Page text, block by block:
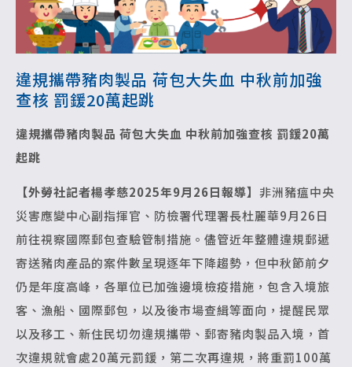
違規攜帶豬肉製品 荷包大失血 中秋前加強
查核 罰鍰20萬起跳
違規攜帶豬肉製品 荷包大失血 中秋前加強查核 罰鍰20萬
起跳
【外勞社記者楊孝慈2025年9月26日報導】 非洲豬瘟中央
災害應變中心副指揮官、防檢署代理署長杜麗華9月26日
前往視察國際郵包查驗管制措施。儘管近年整體違規郵遞
寄送豬肉產品的案件數呈現逐年下降趨勢，但中秋節前夕
仍是年度高峰，各單位已加強邊境檢疫措施，包含入境旅
客、漁船、國際郵包，以及後市場查緝等面向，提醒民眾
以及移工、新住民切勿違規攜帶、郵寄豬肉製品入境，首
次違規就會處20萬元罰鍰，第二次再違規，將重罰100萬